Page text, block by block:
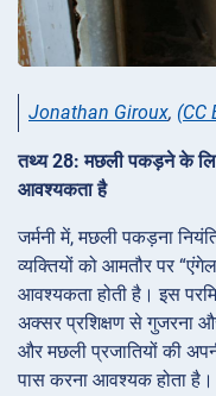
Jonathan Giroux, (CC
तथ्य 28: मछली पकड़ने के
आवश्यकता है
जर्मनी में, मछली पकड़ना
व्यक्तियों को आमतौर पर
आवश्यकता होती है। इस
अक्सर प्रशिक्षण से गुजरना
और मछली प्रजातियों की
पास करना आवश्यक होता है।